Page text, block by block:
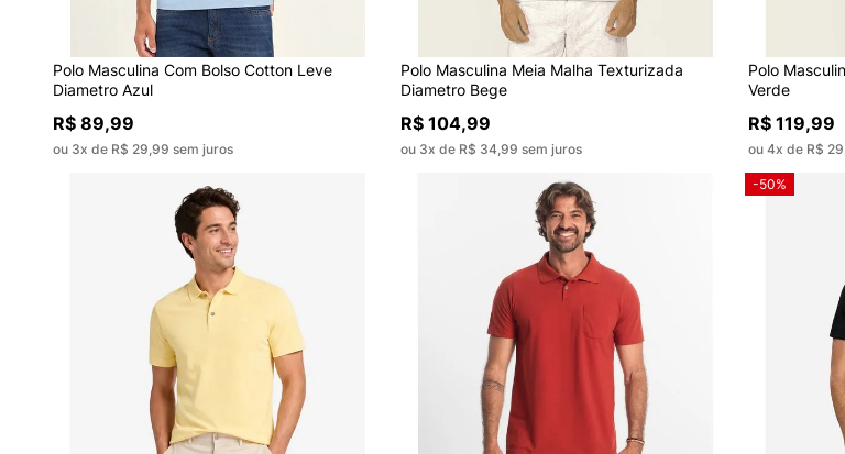
Polo Masculina Com Bolso Cotton Leve
Diametro Azul
R$ 89,99
ou 3x de R$ 29,99 sem juros
Polo Masculina Meia Malha Texturizada
Diametro Bege
R$ 104,99
ou 3x de R$ 34,99 sem juros
Polo
Verde
R$ 119,99
ou 4x de R$
-50%